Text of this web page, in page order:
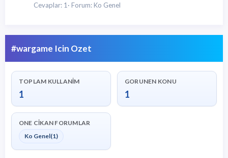
Cevaplar: 1 Forum: Ko Genel
#wargame Icin Ozet
TOPLAM KULLANIM
1
GORUNEN KONU
1
ONE CIKAN FORUMLAR
Ko Genel(1)